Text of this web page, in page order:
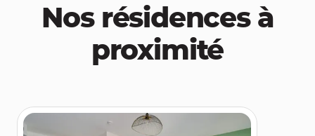
Nos résidences à
proximité